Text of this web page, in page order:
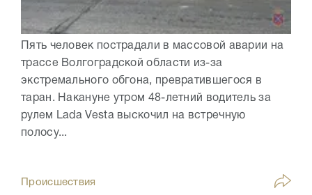
Пять человек пострадали в массовой аварии на
трассе Волгоградской области из-за
экстремального обгона, превратившегося в
таран. Накануне утром 48-летний водитель за
рулем Lada Vesta выскочил на встречную
полосу...
Происшествия